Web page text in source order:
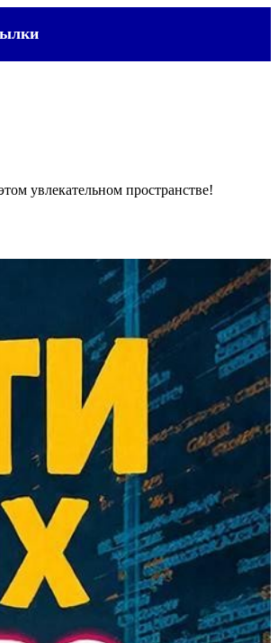
увлекательном пространстве!